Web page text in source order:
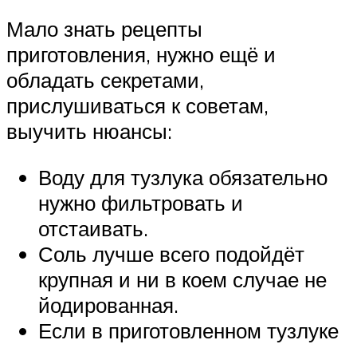
Мало знать рецепты
приготовления, нужно ещё и
обладать секретами,
прислушиваться к советам,
выучить нюансы:
Воду для тузлука обязательно
нужно фильтровать и
отстаивать.
Соль лучше всего подойдёт
крупная и ни в коем случае не
йодированная.
Если в приготовленном тузлуке